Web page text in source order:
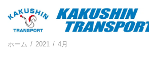
ホーム 2021 4月